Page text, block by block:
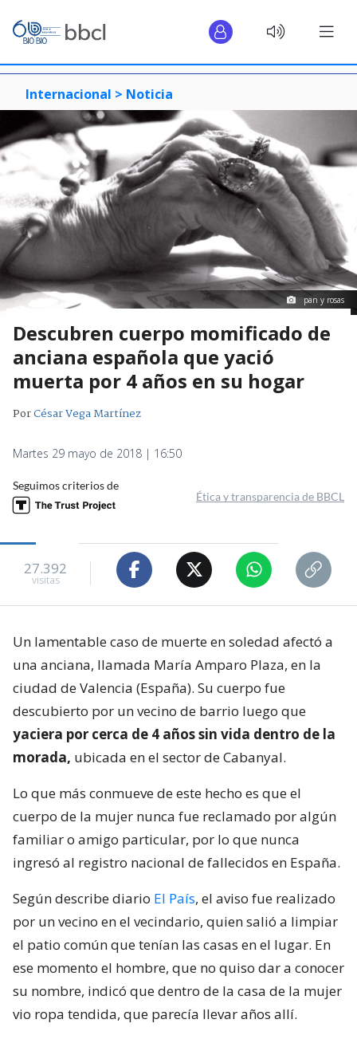
Internacional > Noticia
pan y rosas
Descubren cuerpo momificado de
anciana española que yació
muerta por 4 años en su hogar
PorCésar Vega Martínez
Martes 29 mayo de 2018 | 16:50
Seguimos criterios de
Ética y transparencia de BBCL
27.392
visitas
Un lamentable caso de muerte en soledad afectó a
una anciana, llamada María Amparo Plaza, en la
ciudad de Valencia (España). Su cuerpo fue
descubierto por un vecino de barrio luego que
yaciera por cerca de 4 años sin vida dentro de la
morada, ubicada en el sector de Cabanyal.
Lo que más conmueve de este hecho es que el
cuerpo de la mujer nunca fue reclamado por algún
familiar o amigo particular, por lo que nunca
ingresó al registro nacional de fallecidos en España.
Según describe diario El País, el aviso fue realizado
por un vecino en el vecindario, quien salió a limpiar
el patio común que tenían las casas en el lugar. En
ese momento el hombre, que no quiso dar a conocer
su nombre, indicó que dentro de la casa de la mujer
vio ropa tendida, que parecía llevar años allí.